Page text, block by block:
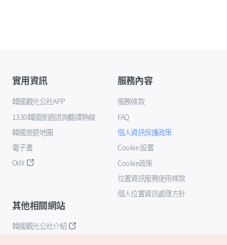
實用資訊
韓國觀光公社APP
1330韓國旅遊諮詢翻譯熱線
韓國旅遊地圖
電子書
Odii
服務內容
服務條款
FAQ
個人資訊保護政策
Cookie 設置
Cookie政策
位置資訊服務使用條款
個人位置資訊處理方針
其他相關網站
韓國觀光公社介紹